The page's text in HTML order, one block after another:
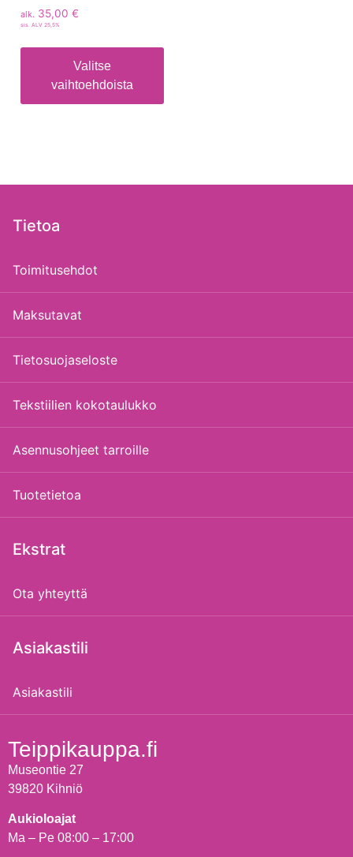
alk. 35,00 €
sis. ALV 25,5%
Valitse
vaihtoehdoista
Tietoa
Toimitusehdot
Maksutavat
Tietosuojaseloste
Tekstiilien kokotaulukko
Asennusohjeet tarroille
Tuotetietoa
Ekstrat
Ota yhteyttä
Asiakastili
Asiakastili
Teippikauppa.fi
Museontie 27
39820 Kihniö
Aukioloajat
Ma – Pe 08:00 – 17:00